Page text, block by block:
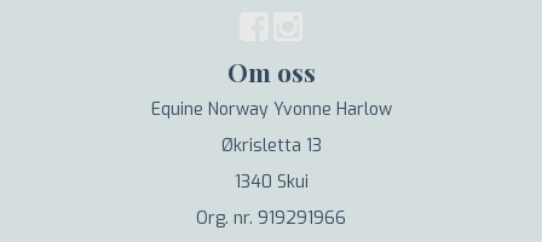
Om oss
Equine Norway Yvonne Harlow
Økrisletta 13
1340 Skui
Org. nr. 919291966